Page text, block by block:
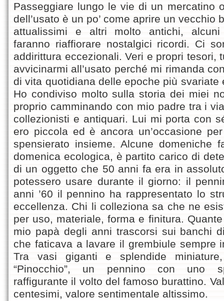
Passeggiare lungo le vie di un mercatino
dell’usato è un po’ come aprire un vecchio
attualissimi e altri molto antichi,
faranno riaffiorare nostalgici ricordi. Ci
addirittura eccezionali. Veri e propri tesori,
avvicinarmi all’usato perché mi rimanda
di vita quotidiana delle epoche più svariate
Ho condiviso molto sulla storia dei miei
proprio camminando con mio padre tra i
collezionisti e antiquari. Lui mi porta con
ero piccola ed è ancora un’occasione
spensierato insieme. Alcune domeniche
domenica ecologica, è partito carico di
di un oggetto che 50 anni fa era in
potessero usare durante il giorno: il
anni ’60 il pennino ha rappresentato lo
eccellenza. Chi li colleziona sa che ne
per uso, materiale, forma e finitura.
mio papà degli anni trascorsi sui banchi
che faticava a lavare il grembiule sempre
Tra vasi giganti e splendide
“Pinocchio”, un pennino con uno
raffigurante il volto del famoso burattino.
centesimi, valore sentimentale altissimo.